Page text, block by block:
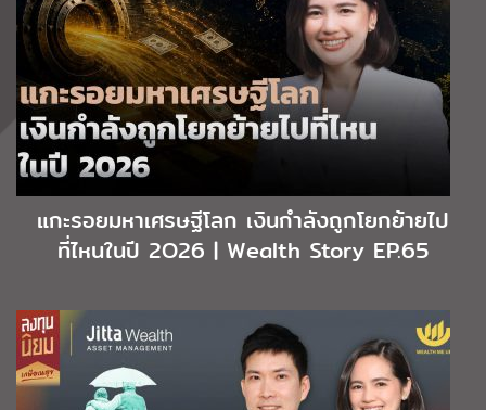
แกะรอยมหาเศรษฐีโลก เงินกำลังถูกโยกย้ายไป
ที่ไหนในปี 2O26 | Wealth Story EP.65